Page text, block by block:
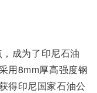
成为了印尼石油
用8mm厚高强度钢
得印尼国家石油公